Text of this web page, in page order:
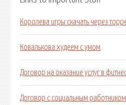
Королева игры скачать через
Ковалькова худеем с умом
Договор на оказание услуг в
Договор с социальным работником